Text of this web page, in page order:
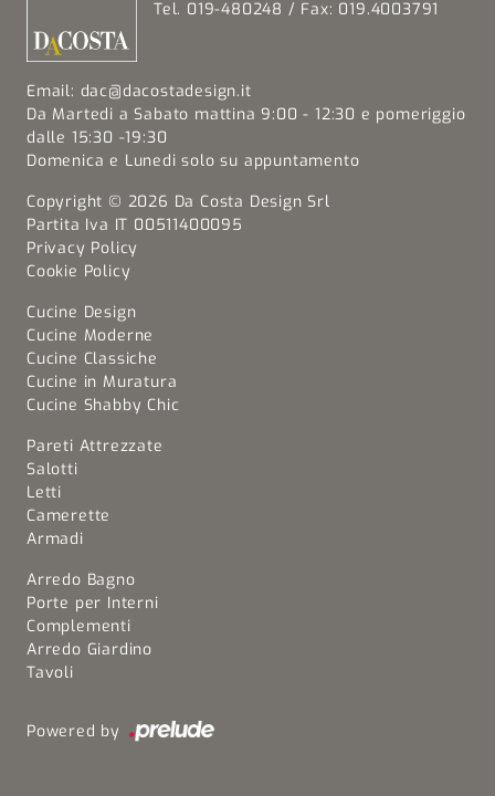
Tel. 019-480248 / Fax: 019.4003791
Email: dac@dacostadesign.it
Da Martedi a Sabato mattina 9:00 - 12:30 e pomeriggio
dalle 15:30 -19:30
Domenica e Lunedi solo su appuntamento
Copyright © 2026 Da Costa Design Srl
Partita Iva IT 00511400095
Privacy Policy
Cookie Policy
Cucine Design
Cucine Moderne
Cucine Classiche
Cucine in Muratura
Cucine Shabby Chic
Pareti Attrezzate
Salotti
Letti
Camerette
Armadi
Arredo Bagno
Porte per Interni
Complementi
Arredo Giardino
Tavoli
Powered by